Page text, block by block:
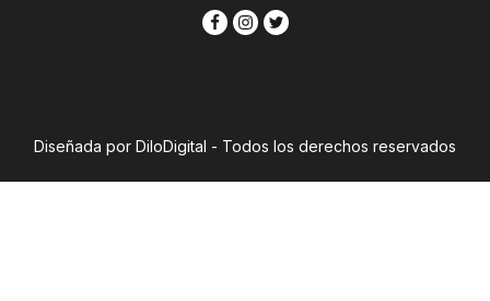
Diseñada por DiloDigital - Todos los derechos reservados